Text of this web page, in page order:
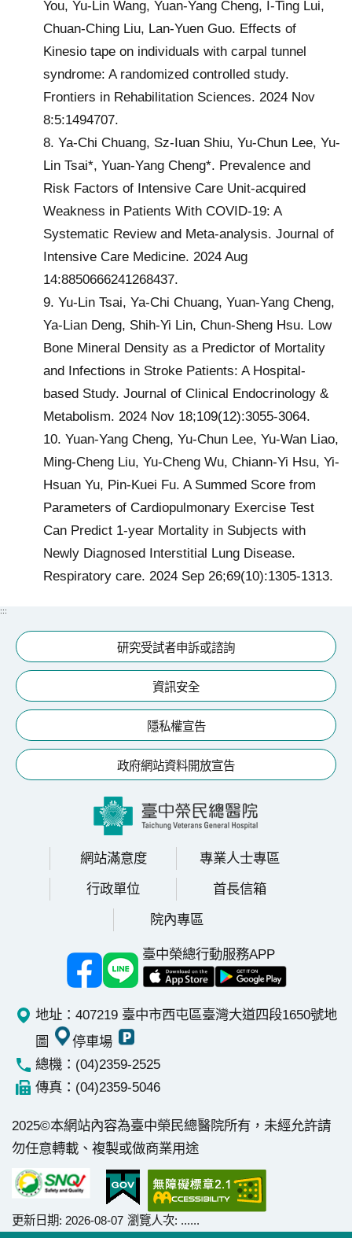
You, Yu-Lin Wang, Yuan-Yang Cheng, I-Ting Lui,
Chuan-Ching Liu, Lan-Yuen Guo. Effects of
Kinesio tape on individuals with carpal tunnel
syndrome: A randomized controlled study.
Frontiers in Rehabilitation Sciences. 2024 Nov
8:5:1494707.
8. Ya-Chi Chuang, Sz-Iuan Shiu, Yu-Chun Lee, Yu-
Lin Tsai*, Yuan-Yang Cheng*. Prevalence and
Risk Factors of Intensive Care Unit-acquired
Weakness in Patients With COVID-19: A
Systematic Review and Meta-analysis. Journal of
Intensive Care Medicine. 2024 Aug
14:8850666241268437.
9. Yu-Lin Tsai, Ya-Chi Chuang, Yuan-Yang Cheng,
Ya-Lian Deng, Shih-Yi Lin, Chun-Sheng Hsu. Low
Bone Mineral Density as a Predictor of Mortality
and Infections in Stroke Patients: A Hospital-
based Study. Journal of Clinical Endocrinology &
Metabolism. 2024 Nov 18;109(12):3055-3064.
10. Yuan-Yang Cheng, Yu-Chun Lee, Yu-Wan Liao,
Ming‑Cheng Liu, Yu-Cheng Wu, Chiann-Yi Hsu, Yi-
Hsuan Yu, Pin-Kuei Fu. A Summed Score from
Parameters of Cardiopulmonary Exercise Test
Can Predict 1-year Mortality in Subjects with
Newly Diagnosed Interstitial Lung Disease.
Respiratory care. 2024 Sep 26;69(10):1305-1313.
:::
研究受試者申訴或諮詢
資訊安全
隱私權宣告
政府網站資料開放宣告
網站滿意度
專業人士專區
行政單位
首長信箱
院內專區
臺中榮總行動服務APP
地址：407219 臺中市西屯區臺灣大道四段1650號地
圖
停車場
總機：(04)2359-2525
傳真：(04)2359-5046
2025©本網站內容為臺中榮民總醫院所有，未經允許請
勿任意轉載、複製或做商業用途
更新日期 2026-08-07 瀏覽人次 ......